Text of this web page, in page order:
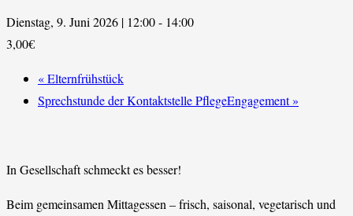
Dienstag, 9. Juni 2026 | 12:00- 14:00
3,00€
«Elternfrühstück
Sprechstunde der Kontaktstelle PflegeEngagement»
In Gesellschaft schmeckt es besser!
Beim gemeinsamen Mittagessen – frisch, saisonal, vegetarisch und